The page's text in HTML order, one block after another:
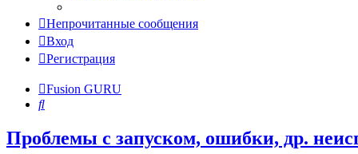
Непрочитанные сообщения
Вход
Регистрация
Fusion GURU
Поиск
Проблемы с запуском, ошибки, др.